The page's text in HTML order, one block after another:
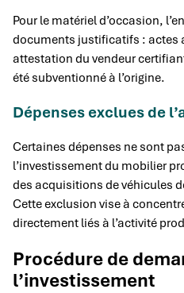
Pour le matériel d’occasion,
documents justificatifs : actes
attestation du vendeur
été subventionné à l’origine.
Dépenses exclues de
Certaines dépenses ne sont
l’investissement du mobilier
des acquisitions de véhicules
Cette exclusion vise à
directement liés à l’activité
Procédure de
l’investissement